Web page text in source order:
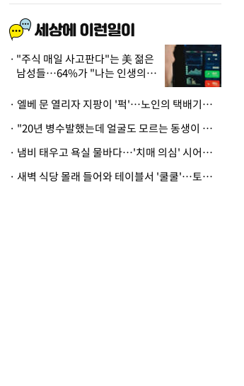
"주식 매일 사고판다"는 美 젊은
남성들…64%가 "나는 인생의
· 엘베 문 열리자 지팡이 '퍽'…노인의 택배기사 폭행 이유
· "20년 병수발했는데 얼굴도 모르는 동생이 유산 절반을"…배다른 형제 상속권 있을까
· 냄비 태우고 욕실 물바다…'치매 의심' 시어머니 검사 권유했다가 '날벼락'
· 새벽 식당 몰래 들어와 테이블서 '쿨쿨'…토사물 남기고 사라진 남성